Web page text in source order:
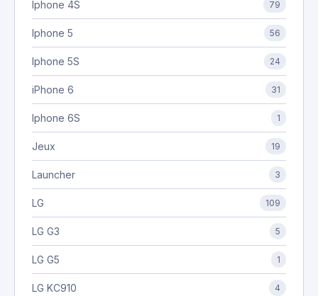
Iphone 4S 79
Iphone 5 56
Iphone 5S 24
iPhone 6 31
Iphone 6S 1
Jeux 19
Launcher 3
LG 109
LG G3 5
LG G5 1
LG KC910 4